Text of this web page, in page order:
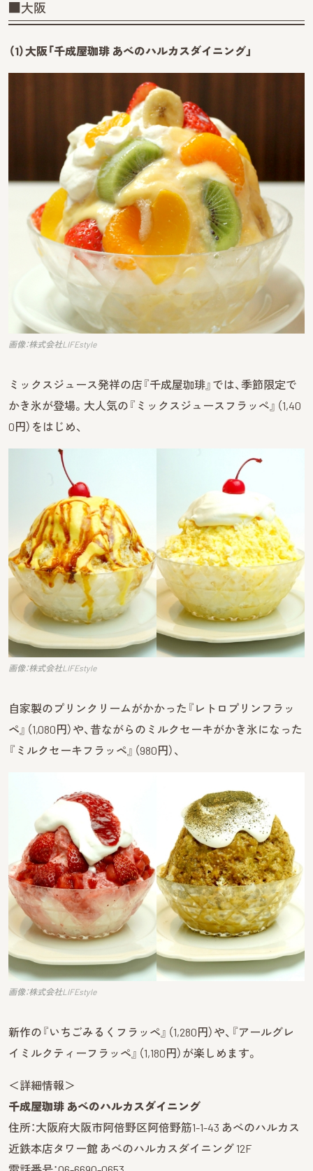
■大阪
（1）大阪「千成屋珈琲 あべのハルカスダイニング」
画像：株式会社LIFEstyle
ミックスジュース発祥の店『千成屋珈琲』では、季節限定で
かき氷が登場。大人気の『ミックスジュースフラッぺ』（1,40
0円）をはじめ、
画像：株式会社LIFEstyle
自家製のプリンクリームがかかった『レトロプリンフラッ
ペ』（1,080円）や、昔ながらのミルクセーキがかき氷になった
『ミルクセーキフラッペ』（980円）、
画像：株式会社LIFEstyle
新作の『いちごみるくフラッペ』（1,280円）や、『アールグレ
イミルクティーフラッペ』（1,180円）が楽しめます。
＜詳細情報＞
千成屋珈琲 あべのハルカスダイニング
住所：大阪府大阪市阿倍野区阿倍野筋1-1-43 あべのハルカス
近鉄本店タワー館 あべのハルカスダイニング 12F